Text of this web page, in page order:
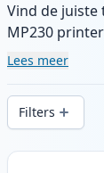
Vind de juiste
MP230
compatibele
snelle
Lees meer
Filters
Producten